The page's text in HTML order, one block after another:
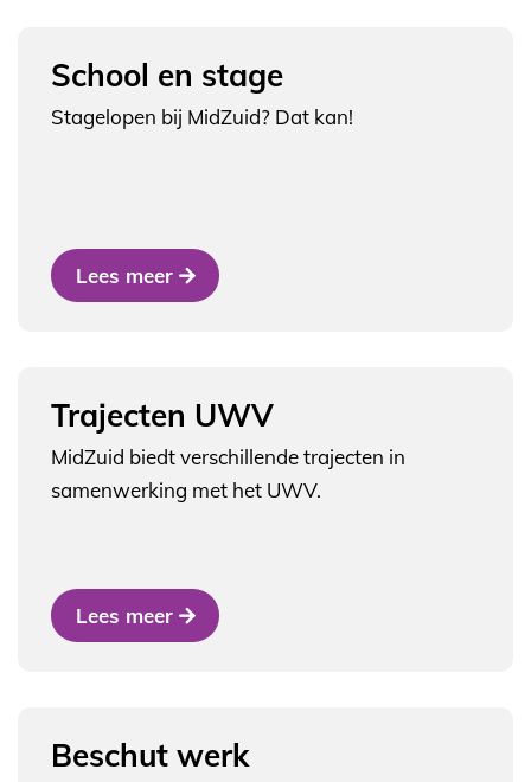
School en stage
Stagelopen bij MidZuid? Dat kan!
Lees meer
Trajecten UWV
MidZuid biedt verschillende trajecten in
samenwerking met het UWV.
Lees meer
Beschut werk